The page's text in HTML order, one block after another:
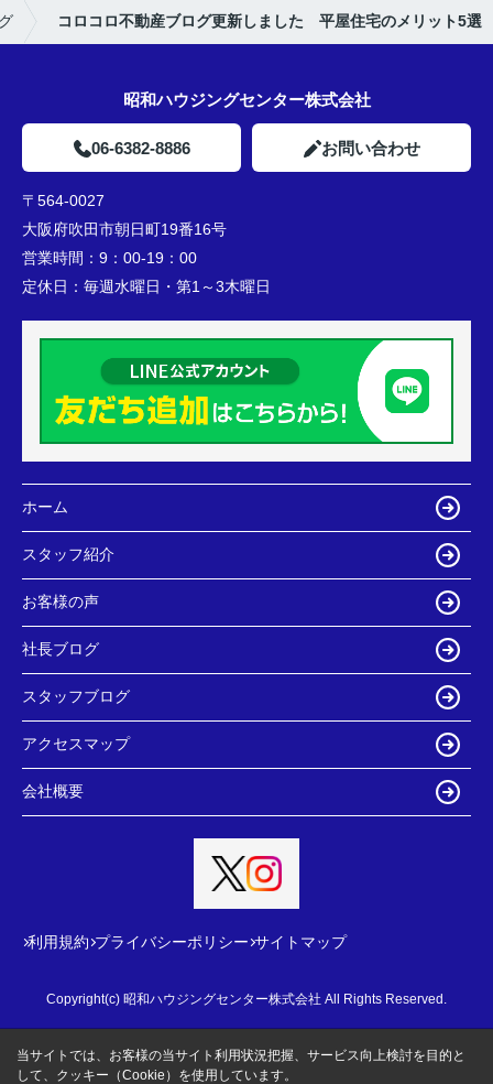
コロコロ不動産ブログ更新しました 平屋住宅のメリット5選
昭和ハウジングセンター株式会社
06-6382-8886 お問い合わせ
〒564-0027
大阪府吹田市朝日町19番16号
営業時間： 9：00-19：00
定休日： 毎週水曜日・第1～3木曜日
ホーム
スタッフ紹介
お客様の声
社長ブログ
スタッフブログ
アクセスマップ
会社概要
利用規約 プライバシーポリシー サイトマップ
Copyright(c) 昭和ハウジングセンター株式会社 All Rights Reserved.
当サイトでは、お客様の当サイト利用状況把握、サービス向上検討を目的と
して、クッキー（Cookie）を使用しています。